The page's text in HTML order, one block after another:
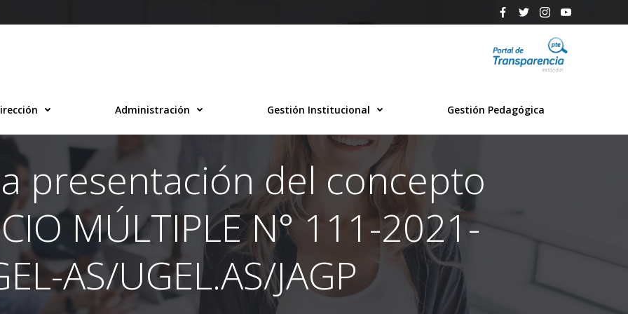
Administración Gestión Institucional Gestión Pedagógica
presentación del concepto
MÚLTIPLE N° 111-2021-
AS/UGEL.AS/JAGP